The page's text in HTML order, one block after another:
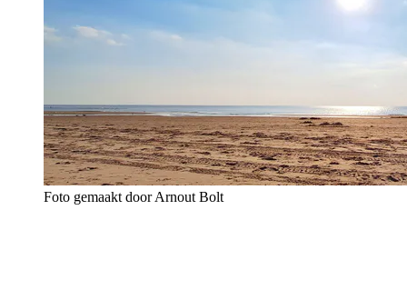
Foto gemaakt door Arnout Bolt